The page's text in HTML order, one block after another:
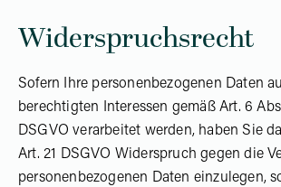
Widerspruchsrecht
Sofern Ihre personenbezogenen Daten
berechtigten Interessen gemäß Art. 6
DSGVO verarbeitet werden, haben Sie
Art. 21 DSGVO Widerspruch gegen die
personenbezogenen Daten einzulegen,